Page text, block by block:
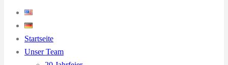
Startseite
Unser Team